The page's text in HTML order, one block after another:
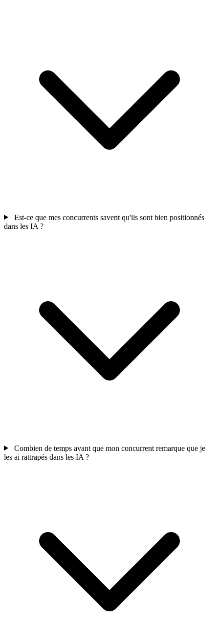
Est-ce que mes concurrents savent qu'ils sont bien positionnés
dans les IA ?
Combien de temps avant que mon concurrent remarque que je
les ai rattrapés dans les IA ?